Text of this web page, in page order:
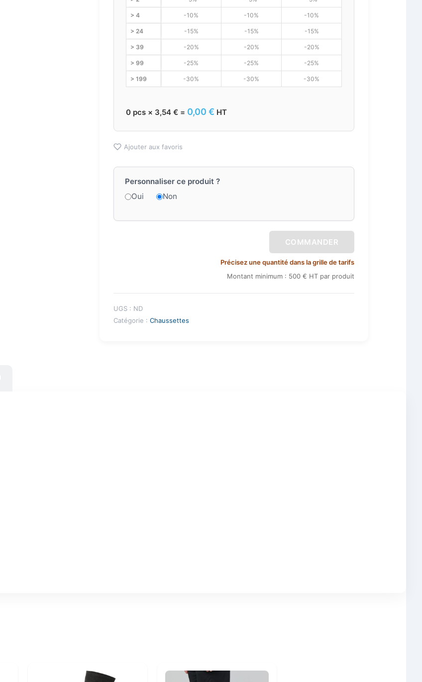
> 4 -10% -10% -10%
> 24 -15% -15% -15%
> 39 -20% -20% -20%
> 99 -25% -25% -25%
> 199 -30% -30% -30%
0 pcs × 3,54 € = 0,00 € HT
Ajouter aux favoris
Personnaliser ce produit ?
Oui
Non
COMMANDER
Précisez une quantité dans la grille de tarifs
Montant minimum : 500 € HT par produit
UGS : ND
Catégorie : Chaussettes